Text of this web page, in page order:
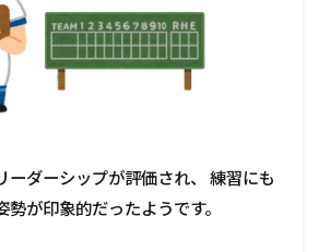
ーダーシップが評価され、 練習にも
が印象的だったようです。